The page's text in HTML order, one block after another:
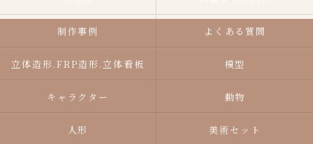
制作事例 よくある質問
立体造形.FRP造形.立体看板 模型
キャラクター 動物
人形 美術セット